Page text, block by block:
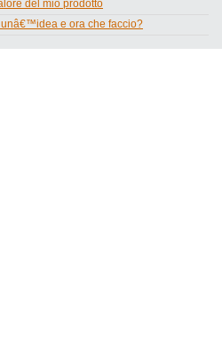
del mio prodotto
unâ€™idea e ora che faccio?